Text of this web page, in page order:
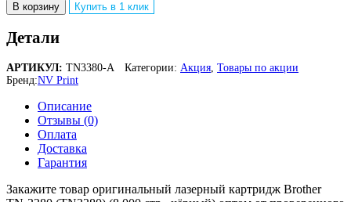
В корзину Купить в 1 клик
Детали
АРТИКУЛ: TN3380-A Категории: Акция Товары по акции
Бренд:NV Print
Описание
Отзывы (0)
Оплата
Доставка
Гарантия
Закажите товар оригинальный лазерный картридж Brother